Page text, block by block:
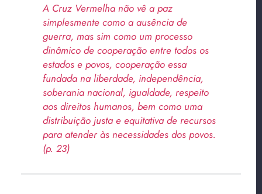
A Cruz Vermelha não vê a paz
simplesmente como a ausência de
guerra, mas sim como um processo
dinâmico de cooperação entre todos os
estados e povos, cooperação essa
fundada na liberdade, independência,
soberania nacional, igualdade, respeito
aos direitos humanos, bem como uma
distribuição justa e equitativa de recursos
para atender às necessidades dos povos.
(p. 23)